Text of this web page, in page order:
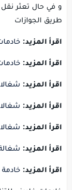
و في حال تعثر
طريق الجوازات
اقرأ المزيد:
اقرأ المزيد:
اقرأ المزيد:
اقرأ المزيد:
اقرأ المزيد:
اقرأ المزيد:
اقرأ المزيد: خادمة